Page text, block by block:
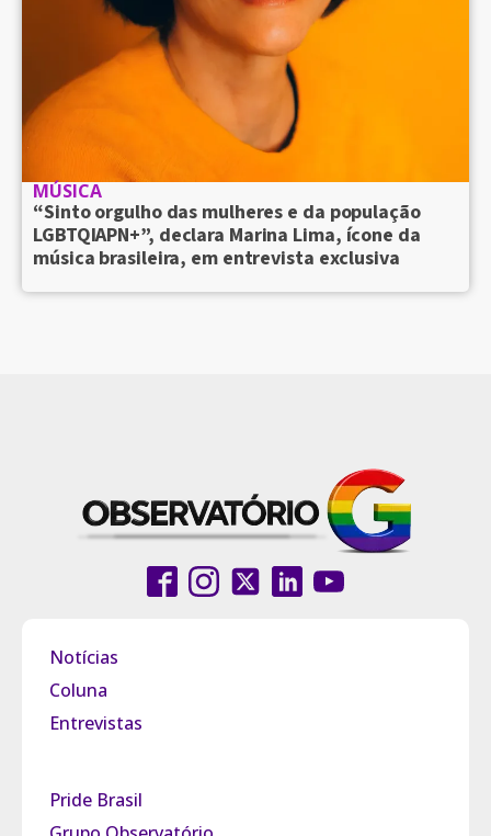
MÚSICA
“Sinto orgulho das mulheres e da população
LGBTQIAPN+”, declara Marina Lima, ícone da
música brasileira, em entrevista exclusiva
Notícias
Coluna
Entrevistas
Pride Brasil